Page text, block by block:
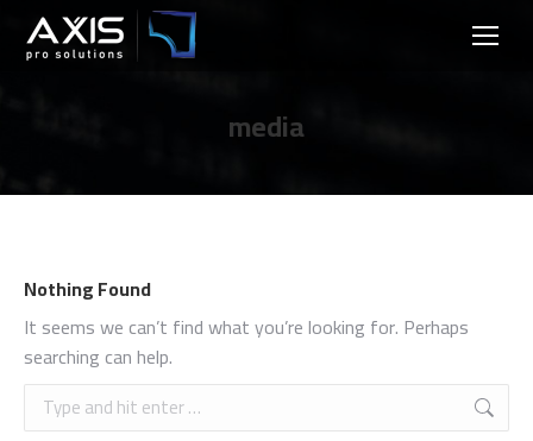
media
Nothing Found
It seems we can’t find what you’re looking for. Perhaps
searching can help.
Search: